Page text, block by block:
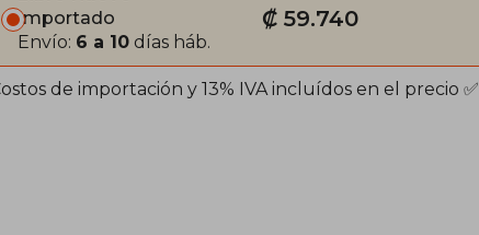
Importado
Envío: 6 a 10 días háb.
₡ 59.740
de importación y 13% IVA incluídos en el precio ✅